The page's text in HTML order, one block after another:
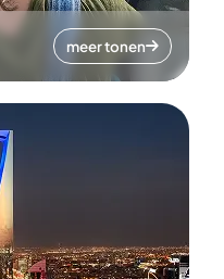
meer tonen